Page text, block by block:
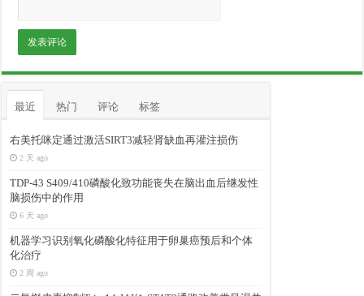
最近 热门 评论 标签
右美托咪定通过激活SIRT3减轻肾缺血再灌注损伤
2 天 ago
TDP-43 S409/410磷酸化致功能丧失在脑出血后继发性
脑损伤中的作用
6 天 ago
机器学习识别氧化磷酸化特征用于卵巢癌预后和个体
化治疗
2 周 ago